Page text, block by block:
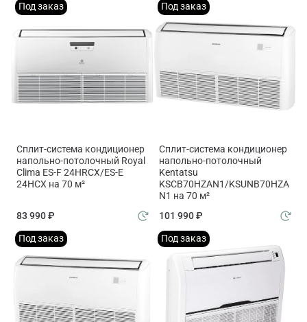
Под заказ
Сплит-система кондиционер
напольно-потолочный Royal
Clima ES-F 24HRCX/ES-E
24HCX на 70 м²
83 990 ₽
Под заказ
Сплит-система кондиционер
напольно-потолочный
Kentatsu
KSCB70HZAN1/KSUNB70HZA
N1 на 70 м²
101 990 ₽
Под заказ Под заказ